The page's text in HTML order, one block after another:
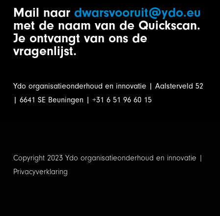
Mail naar dwarsvooruit@ydo.eu
met de naam van de Quickscan.
Je ontvangt van ons de
vragenlijst.
Ydo organisatieonderhoud en innovatie | Aalsterveld 52
| 6641 SE Beuningen | +31 6 51 96 60 15
Copyright 2023 Ydo organisatieonderhoud en innovatie |
Privacyverklaring